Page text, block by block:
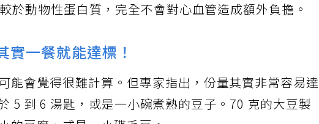
於動物性蛋白質，完全不會對心血管造成額外負擔。
一餐就能達標！
能會覺得很難計算。但專家指出，份量其實非常容易達
5 到 6 湯匙，或是一小碗煮熟的豆子。70 克的大豆製